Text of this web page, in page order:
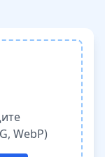
WebP)